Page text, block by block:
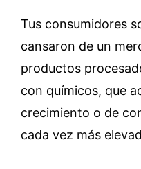
Tus consumidores
cansaron de un
productos
con químicos, que
crecimiento o de
cada vez más